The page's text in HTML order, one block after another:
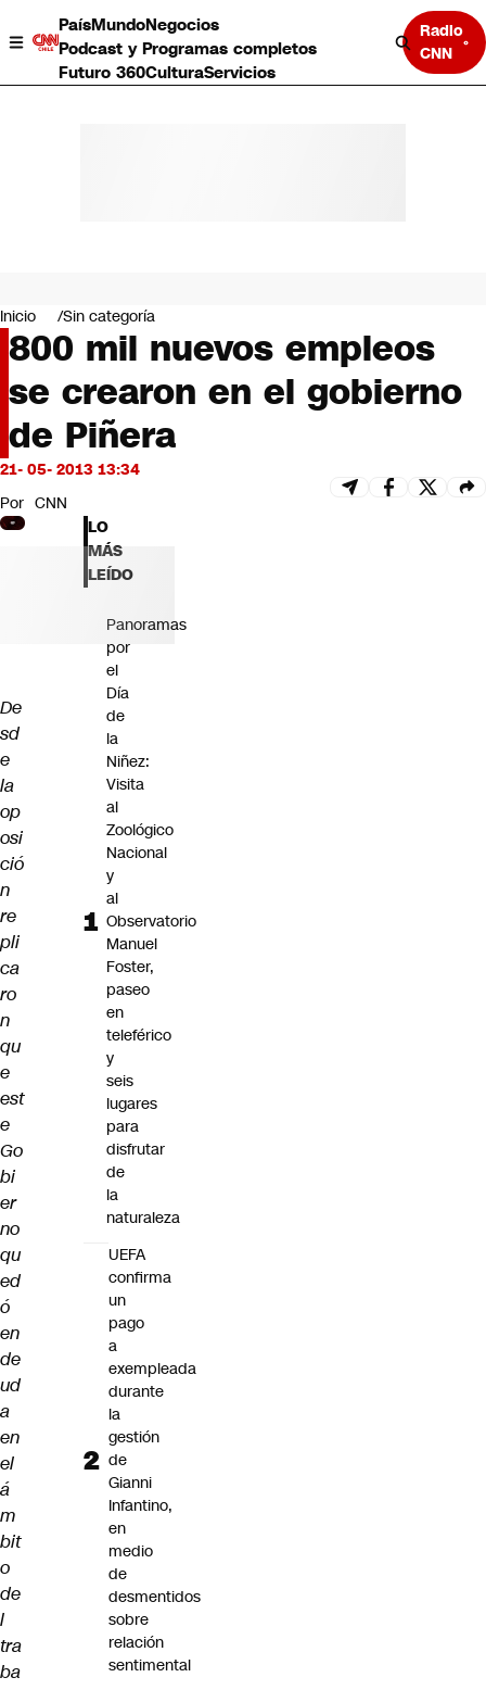
PaísMundoNegocios
Podcast y Programas completos
Futuro 360CulturaServicios
Radio
CNN
Negocios
Deportes
Programas completos
Cultura
Servicios
Bits
CNN tiempo
Futuro 360
Opinión
Inicio Sin categoría
800 mil nuevos empleos
se crearon en el gobierno
de Piñera
21- 05- 2013 13:34
Por CNN
De
sd
e
la
op
osi
ció
n
re
pli
ca
ro
n
qu
e
est
e
Go
bi
er
no
qu
ed
ó
en
de
ud
a
en
el
á
m
bit
o
de
l
tra
ba
LO
MÁS
LEÍDO
Panoramas
por
el
Día
de
la
Niñez:
Visita
al
Zoológico
Nacional
y
al
Observatorio
Manuel
Foster,
paseo
en
teleférico
y
seis
lugares
para
disfrutar
de
la
naturaleza
UEFA
confirma
un
pago
a
exempleada
durante
la
gestión
de
Gianni
Infantino,
en
medio
de
desmentidos
sobre
relación
sentimental